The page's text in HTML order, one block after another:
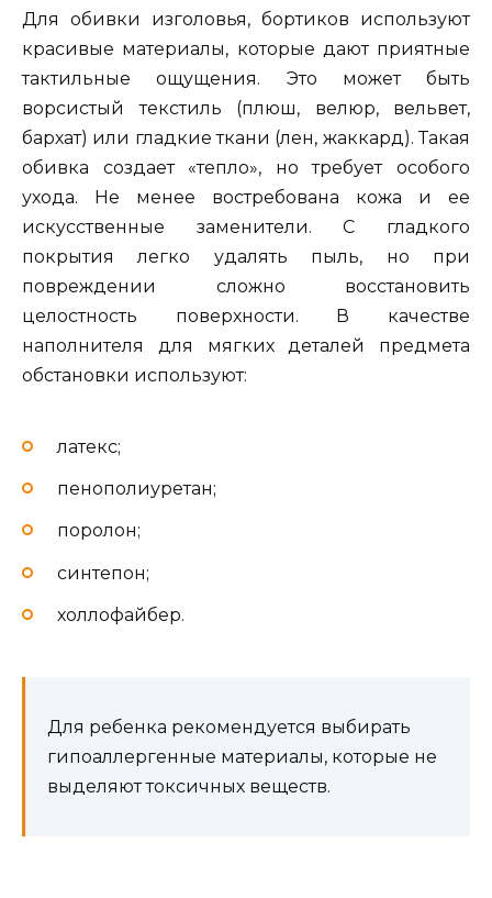
Для обивки изголовья, бортиков используют
красивые материалы, которые дают приятные
тактильные ощущения. Это может быть
ворсистый текстиль (плюш, велюр, вельвет,
бархат) или гладкие ткани (лен, жаккард). Такая
обивка создает «тепло», но требует особого
ухода. Не менее востребована кожа и ее
искусственные заменители. С гладкого
покрытия легко удалять пыль, но при
повреждении сложно восстановить
целостность поверхности. В качестве
наполнителя для мягких деталей предмета
обстановки используют:
латекс;
пенополиуретан;
поролон;
синтепон;
холлофайбер.
Для ребенка рекомендуется выбирать
гипоаллергенные материалы, которые не
выделяют токсичных веществ.